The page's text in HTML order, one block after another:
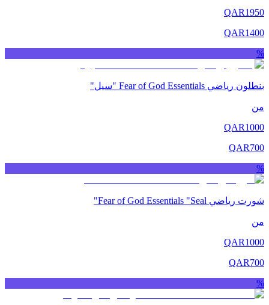
QAR1950
QAR1400
%
بنطلون رياضي Fear of God Essentials "سيل"
من
QAR1000
QAR700
%
شورت رياضي Fear of God Essentials "Seal"
من
QAR1000
QAR700
%